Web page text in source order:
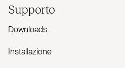
Supporto
Downloads
Installazione